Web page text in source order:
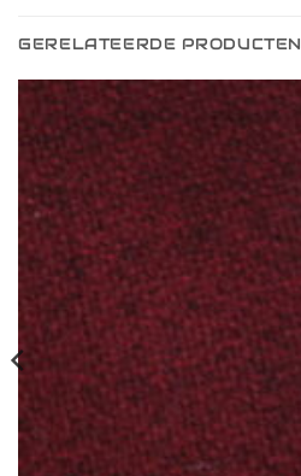
GERELATEERDE PRODUCTEN